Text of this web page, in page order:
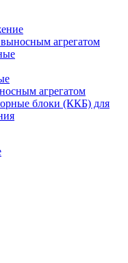
агрегатом
агрегатом
блоки (ККБ) для